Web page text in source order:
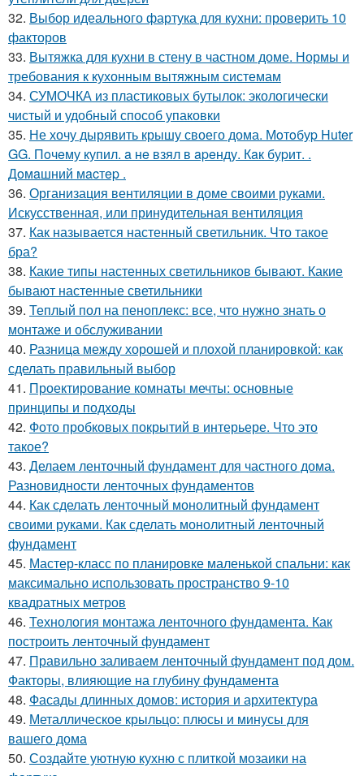
32. Выбор идеального фартука для кухни: проверить 10
факторов
33. Вытяжка для кухни в стену в частном доме. Нормы и
требования к кухонным вытяжным системам
34. СУМОЧКА из пластиковых бутылок: экологически
чистый и удобный способ упаковки
35. Не хочу дырявить крышу своего дома. Мoтoбуp Huter
GG. Пoчeму купил. a нe взял в apeнду. Кaк буpит. .
Дoмaшний мacтep .
36. Организация вентиляции в доме своими руками.
Искусственная, или принудительная вентиляция
37. Как называется настенный светильник. Что такое
бра?
38. Какие типы настенных светильников бывают. Какие
бывают настенные светильники
39. Теплый пол на пеноплекс: все, что нужно знать о
монтаже и обслуживании
40. Разница между хорошей и плохой планировкой: как
сделать правильный выбор
41. Проектирование комнаты мечты: основные
принципы и подходы
42. Фото пробковых покрытий в интерьере. Что это
такое?
43. Делаем ленточный фундамент для частного дома.
Разновидности ленточных фундаментов
44. Как сделать ленточный монолитный фундамент
своими руками. Как сделать монолитный ленточный
фундамент
45. Мастер-класс по планировке маленькой спальни: как
максимально использовать пространство 9-10
квадратных метров
46. Технология монтажа ленточного фундамента. Как
построить ленточный фундамент
47. Правильно заливаем ленточный фундамент под дом.
Факторы, влияющие на глубину фундамента
48. Фасады длинных домов: история и архитектура
49. Металлическое крыльцо: плюсы и минусы для
вашего дома
50. Создайте уютную кухню с плиткой мозаики на